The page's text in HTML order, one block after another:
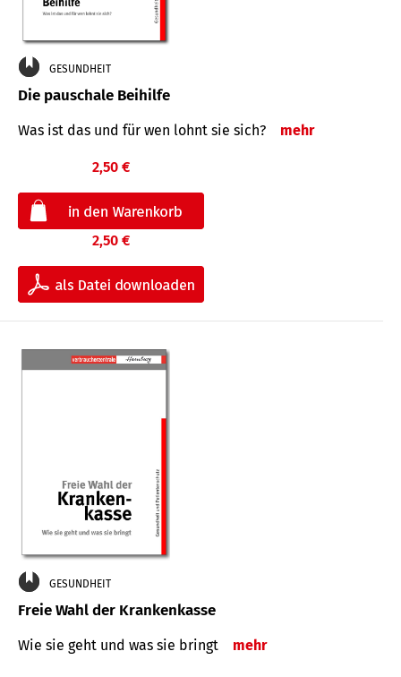
GESUNDHEIT
Die pauschale Beihilfe
Was ist das und für wen lohnt sie sich? mehr
2,50 €
2,50 €
GESUNDHEIT
Freie Wahl der Krankenkasse
Wie sie geht und was sie bringt mehr